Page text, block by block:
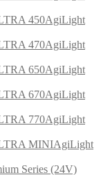
AgiLight
AgiLight
AgiLight
AgiLight
AgiLight
AgiLight